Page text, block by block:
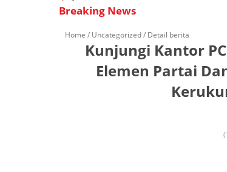
Breaking News
Home / Uncategorized/ Detail berita
Kunjungi Kantor
Elemen Partai